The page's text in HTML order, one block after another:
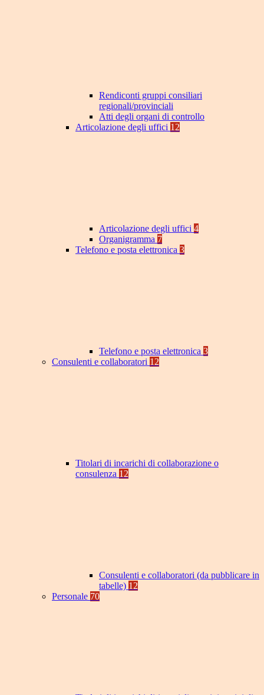
Rendiconti gruppi consiliari
regionali/provinciali
Atti degli organi di controllo
Articolazione degli uffici 12
Articolazione degli uffici 4
Organigramma 7
Telefono e posta elettronica 3
Telefono e posta elettronica 3
Consulenti e collaboratori 12
Titolari di incarichi di collaborazione o
consulenza 12
Consulenti e collaboratori (da pubblicare in
tabelle) 12
Personale 70